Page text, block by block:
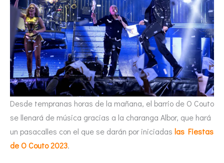
Desde tempranas horas de la mañana, el barrio de O Couto
se llenará de música gracias a la charanga Albor, que hará
un pasacalles con el que se darán por iniciadas las Fiestas
de O Couto 2023.